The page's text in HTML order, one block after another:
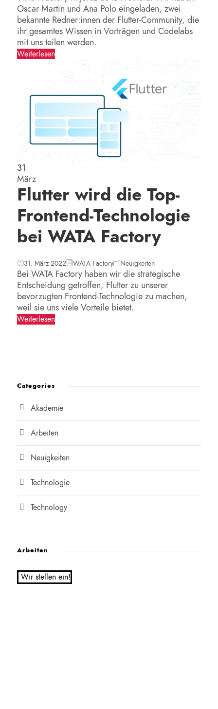
Oscar Martin und Ana Polo eingeladen, zwei
bekannte Redner:innen der Flutter-Community, die
ihr gesamtes Wissen in Vorträgen und Codelabs
mit uns teilen werden.
Weiterlesen
31
März
Flutter wird die Top-
Frontend-Technologie
bei WATA Factory
31. März 2022 WATA Factory Neuigkeiten
Bei WATA Factory haben wir die strategische
Entscheidung getroffen, Flutter zu unserer
bevorzugten Frontend-Technologie zu machen,
weil sie uns viele Vorteile bietet.
Weiterlesen
Categories
Akademie
Arbeiten
Neuigkeiten
Technologie
Technology
Arbeiten
Wir stellen ein!